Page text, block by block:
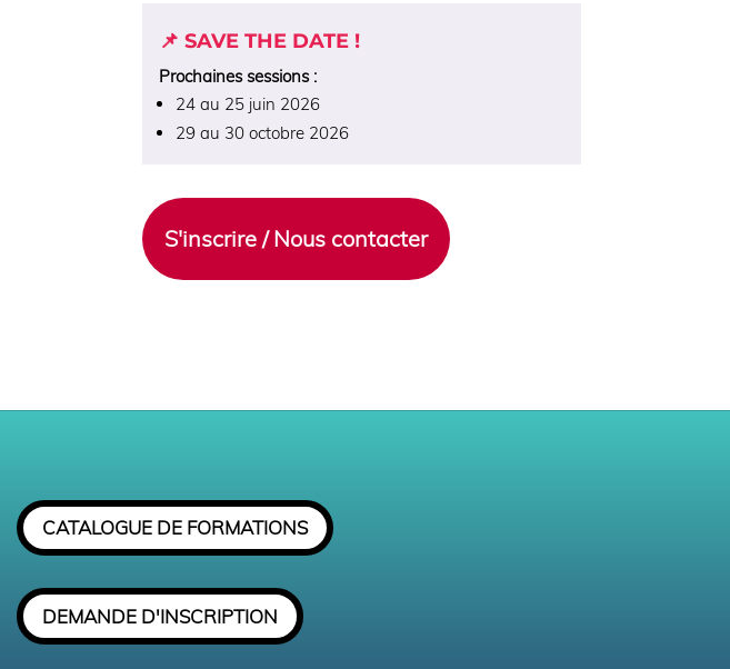
📌 SAVE THE DATE !
Prochaines sessions :
24 au 25 juin 2026
29 au 30 octobre 2026
S'inscrire / Nous contacter
CATALOGUE DE FORMATIONS
DEMANDE D'INSCRIPTION